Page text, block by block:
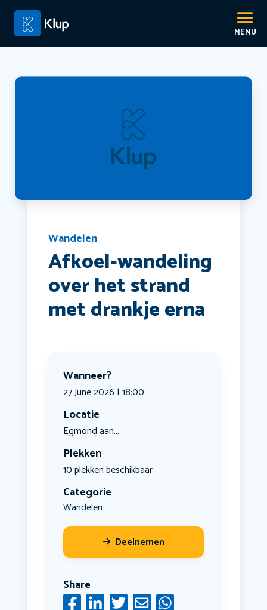
Wandelen
Afkoel-wandeling
over het strand
met drankje erna
Wanneer?
27 June 2026 | 18:00
Locatie
Egmond aan...
Plekken
10 plekken beschikbaar
Categorie
Wandelen
Deelnemen
Share